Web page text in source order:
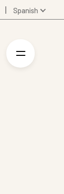
Spanish